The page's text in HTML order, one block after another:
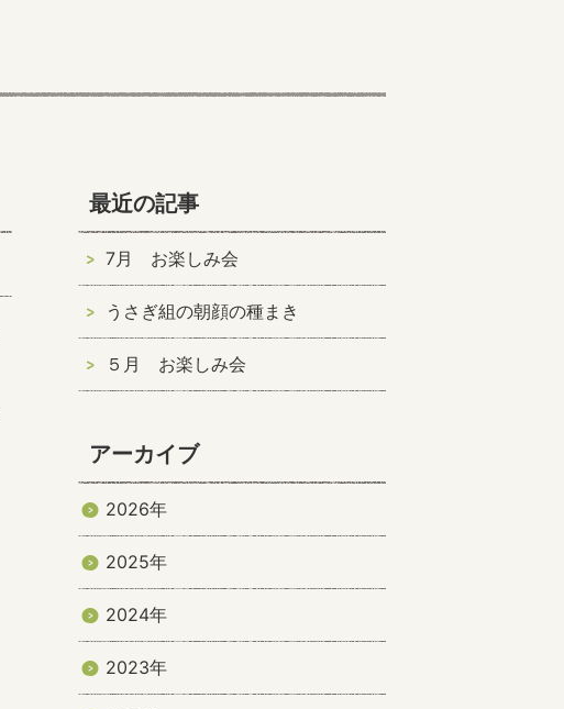
最近の記事
7月 お楽しみ会
うさぎ組の朝顔の種まき
５月 お楽しみ会
アーカイブ
2026年
2025年
2024年
2023年